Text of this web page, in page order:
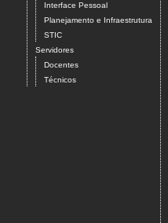
Interface Pessoal
Planejamento e Infraestrutura
STIC
Servidores
Docentes
Técnicos